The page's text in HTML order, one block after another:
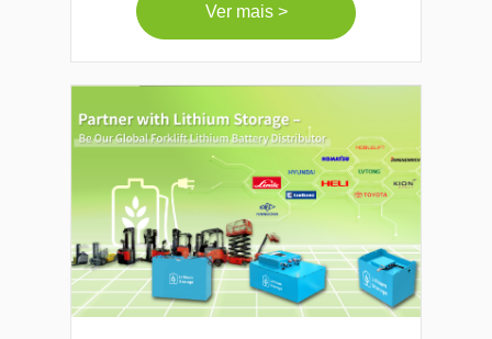
Ver mais >